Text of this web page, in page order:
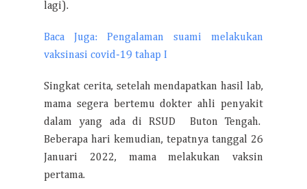
lagi).
Baca Juga: Pengalaman suami melakukan
vaksinasi covid-19 tahap I
Singkat cerita, setelah mendapatkan hasil lab,
mama segera bertemu dokter ahli penyakit
dalam yang ada di RSUD Buton Tengah.
Beberapa hari kemudian, tepatnya tanggal 26
Januari 2022, mama melakukan vaksin
pertama.